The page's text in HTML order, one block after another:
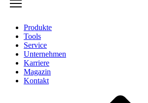
Produkte
Tools
Service
Unternehmen
Karriere
Magazin
Kontakt